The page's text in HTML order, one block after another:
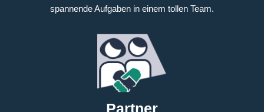
spannende Aufgaben in einem tollen Team.
Partner